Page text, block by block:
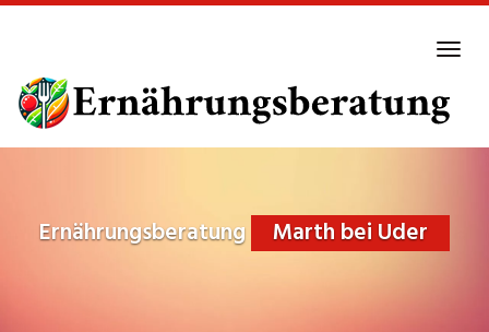
main
content
Ernährungsberatung Marth bei Uder